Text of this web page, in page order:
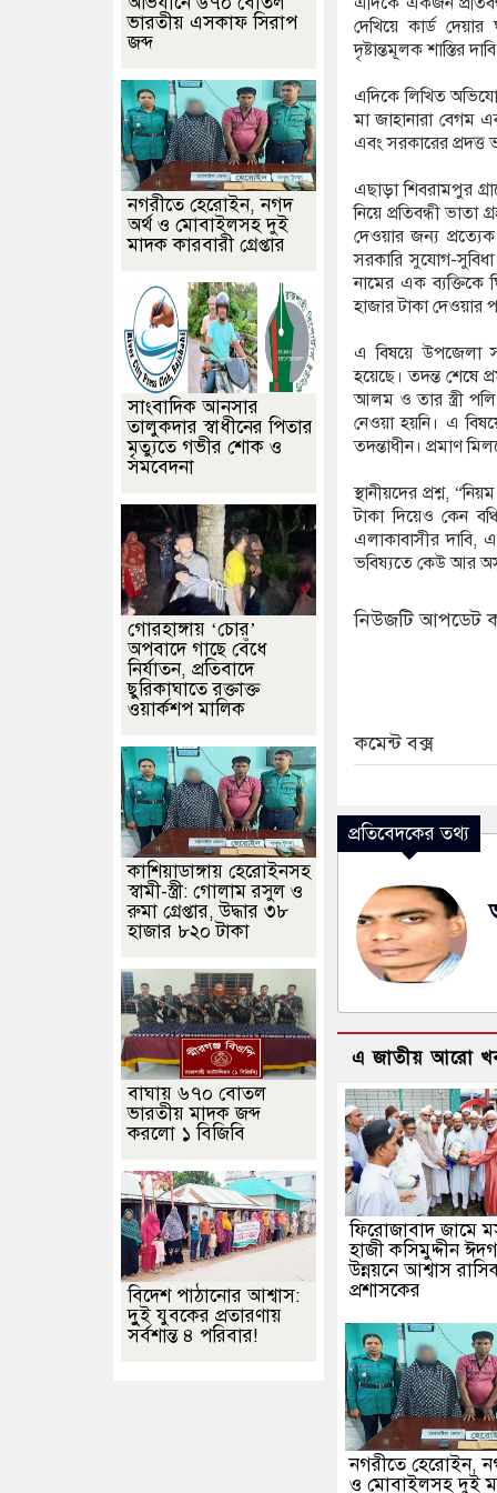
দেখিয়ে কার্ড
দৃষ্টান্তমূলক শাস্তির
এদিকে লিখিত
মা জাহানারা বেগম
এবং সরকারের প্রদত্ত
এছাড়া শিবরামপুর
নিয়ে প্রতিবন্ধী
দেওয়ার জন্য
সরকারি সুযোগ-
নামের এক ব্যক্তিকে
হাজার টাকা দেওয়ার
এ বিষয়ে উপজেলা
হয়েছে। তদন্ত শেষে
আলম ও তার স্ত্রী
নেওয়া হয়নি। এ
তদন্তাধীন। প্রমাণ
স্থানীয়দের প্রশ্ন,
টাকা দিয়েও কেন
এলাকাবাসীর দাবি,
ভবিষ্যতে কেউ আর
নিউজটি আপডেট
কমেন্ট বক্স
প্রতিবেদকের তথ্য
এ জাতীয় আরো
ফিরোজাবাদ জামে
হাজী কসিমুদ্দীন
উন্নয়নে আশ্বাস
প্রশাসকের
নগরীতে হেরোইন,
ও মোবাইলসহ দুই
ভারতীয় এসকাফ সিরাপ
জব্দ
নগরীতে হেরোইন, নগদ
অর্থ ও মোবাইলসহ দুই
মাদক কারবারী গ্রেপ্তার
সাংবাদিক আনসার
তালুকদার স্বাধীনের পিতার
মৃত্যুতে গভীর শোক ও
সমবেদনা
গোরহাঙ্গায় ‘চোর’
অপবাদে গাছে বেঁধে
নির্যাতন, প্রতিবাদে
ছুরিকাঘাতে রক্তাক্ত
ওয়ার্কশপ মালিক
কাশিয়াডাঙ্গায় হেরোইনসহ
স্বামী-স্ত্রী: গোলাম রসুল ও
রুমা গ্রেপ্তার, উদ্ধার ৩৮
হাজার ৮২০ টাকা
বাঘায় ৬৭০ বোতল
ভারতীয় মাদক জব্দ
করলো ১ বিজিবি
বিদেশ পাঠানোর আশ্বাস:
দুুই যুবকের প্রতারণায়
সর্বশান্ত ৪ পরিবার!